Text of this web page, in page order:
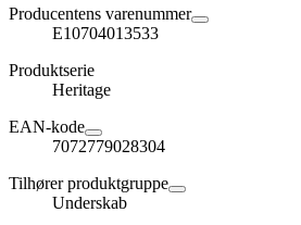
Producentens varenummer
E10704013533
Produktserie
Heritage
EAN-kode
7072779028304
Tilhører produktgruppe
Underskab